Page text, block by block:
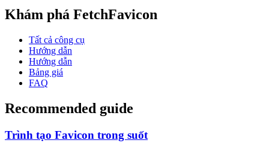
Khám phá FetchFavicon
Tất cả công cụ
Hướng dẫn
Hướng dẫn
Bảng giá
FAQ
Recommended guide
Trình tạo Favicon trong suốt